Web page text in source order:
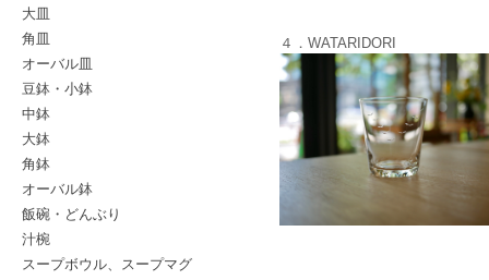
大皿
角皿
オーバル皿
豆鉢・小鉢
中鉢
大鉢
角鉢
オーバル鉢
飯碗・どんぶり
汁椀
スープボウル、スープマグ
４．WATARIDORI